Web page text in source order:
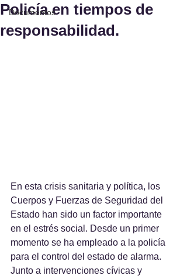
Documentos
Policía en tiempos de
responsabilidad.
En esta crisis sanitaria y política, los
Cuerpos y Fuerzas de Seguridad del
Estado han sido un factor importante
en el estrés social. Desde un primer
momento se ha empleado a la policía
para el control del estado de alarma.
Junto a intervenciones cívicas y